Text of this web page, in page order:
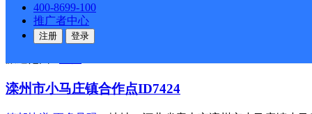
400-8699-100
推广者中心
注册 登录
唐山丰南区大新庄镇营业部
德邦快递 更多号码
滦州市小马庄镇合作点ID7424